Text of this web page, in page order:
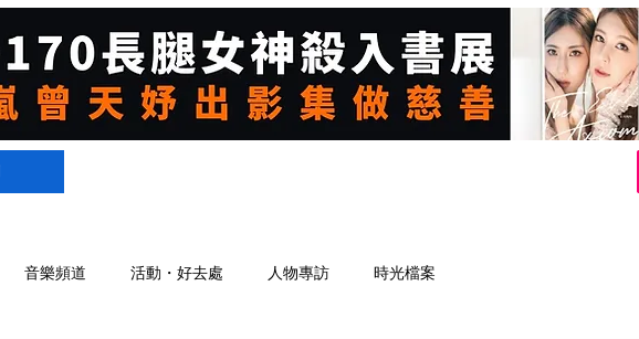
音樂頻道 活動・好去處 人物專訪 時光檔案